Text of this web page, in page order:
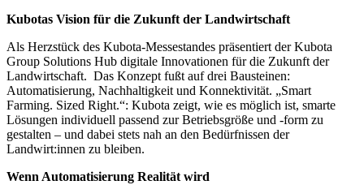
Kubotas Vision für die Zukunft der Landwirtschaft
Als Herzstück des Kubota-Messestandes präsentiert der Kubota
Group Solutions Hub digitale Innovationen für die Zukunft der
Landwirtschaft. Das Konzept fußt auf drei Bausteinen:
Automatisierung, Nachhaltigkeit und Konnektivität. „Smart
Farming. Sized Right.“: Kubota zeigt, wie es möglich ist, smarte
Lösungen individuell passend zur Betriebsgröße und -form zu
gestalten – und dabei stets nah an den Bedürfnissen der
Landwirt:innen zu bleiben.
Wenn Automatisierung Realität wird